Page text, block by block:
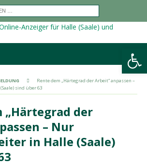
Werkzeugleiste öffnen
Rente dem „Härtegrad der Arbeit“ anpassen –
sind über 63
„Härtegrad der
– Nur
in Halle (Saale)